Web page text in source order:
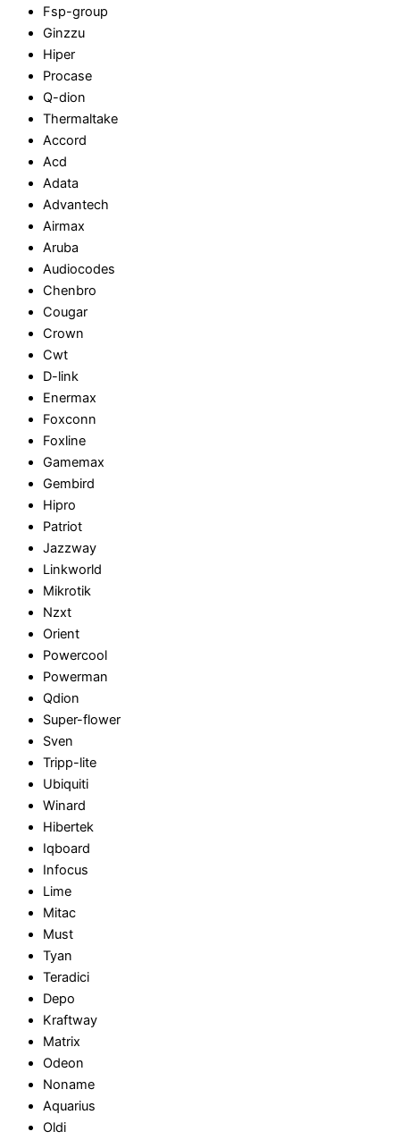
Fsp-group
Ginzzu
Hiper
Procase
Q-dion
Thermaltake
Accord
Acd
Adata
Advantech
Airmax
Aruba
Audiocodes
Chenbro
Cougar
Crown
Cwt
D-link
Enermax
Foxconn
Foxline
Gamemax
Gembird
Hipro
Patriot
Jazzway
Linkworld
Mikrotik
Nzxt
Orient
Powercool
Powerman
Qdion
Super-flower
Sven
Tripp-lite
Ubiquiti
Winard
Hibertek
Iqboard
Infocus
Lime
Mitac
Must
Tyan
Teradici
Depo
Kraftway
Matrix
Odeon
Noname
Aquarius
Oldi